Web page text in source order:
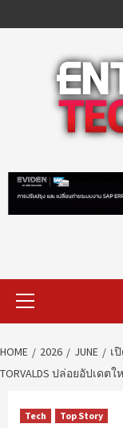
to
Primary
Menu
HOME 2026 JUNE
เ
TORVALDS ปล่อยอัปเด
Tech Top Story